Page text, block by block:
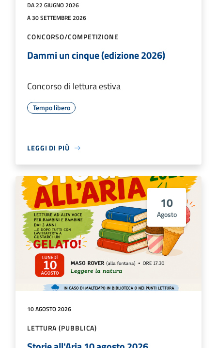
DA 22 GIUGNO 2026
A 30 SETTEMBRE 2026
CONCORSO/COMPETIZIONE
Dammi un cinque (edizione 2026)
Concorso di lettura estiva
Tempo libero
LEGGI DI PIÙ
10
Agosto
10 AGOSTO 2026
LETTURA (PUBBLICA)